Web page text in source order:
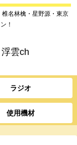
名林檎・星野源・東京
！
雲ch
ラジオ
使用機材